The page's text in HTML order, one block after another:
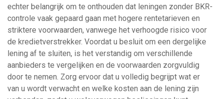
echter belangrijk om te onthouden dat leningen zonder BKR-
controle vaak gepaard gaan met hogere rentetarieven en
striktere voorwaarden, vanwege het verhoogde risico voor
de kredietverstrekker. Voordat u besluit om een dergelijke
lening af te sluiten, is het verstandig om verschillende
aanbieders te vergelijken en de voorwaarden zorgvuldig
door te nemen. Zorg ervoor dat u volledig begrijpt wat er
van u wordt verwacht en welke kosten aan de lening zijn